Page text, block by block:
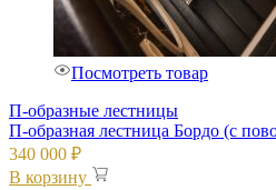
Посмотреть товар
П-образные лестницы
П-образная лестница Бордо (с
340 000 ₽
В корзину